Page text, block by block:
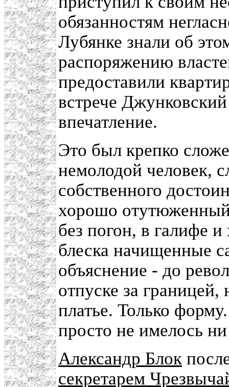
обязанностям
Лубянке знали об
распоряжению
предоставили
встрече
впечатление.
Это был крепко
немолодой человек,
собственного
хорошо отутюженный
без погон, в галифе
блеска начищенные
объяснение - до
отпуске за
платье. Только
просто не имелось
Александр Блок
секретарем